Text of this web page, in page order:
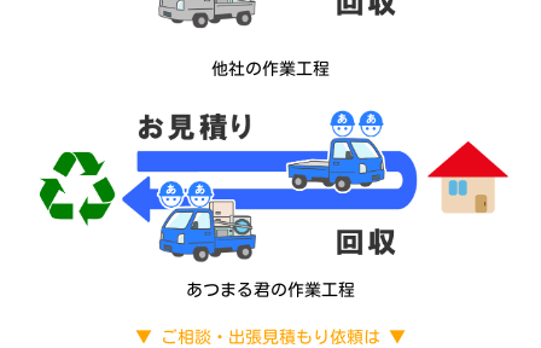
他社の作業工程
あつまる君の作業工程
▼ ご相談・出張見積もり依頼は ▼